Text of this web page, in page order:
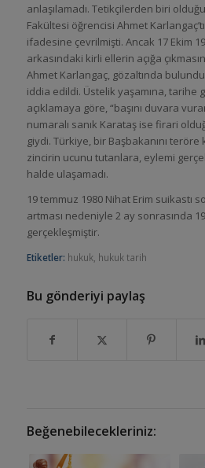
anlaşılamadı. Tetikçilerden biri
Fakültesi öğrencisi Ahmet
ifadesine çevrilmişti. Ancak 17 Ekim
arkasındaki kirli ellerin açığa
Ahmet Karlangaç, gözaltında
iddia edildi. Üstelik yaşamına, tarihe
açıklamaya göre, “başını duvara
numaralı sanık Karataş ise firari
giydi. Türkiye, bir Başbakanını
zincirin ucunu tutanlara, eylemi
halde ulaşamadı.
19 temmuz 1980 Nihat Erim suikastı
artması nedeniyle 2 ay sonrasında
gerçekleşmiştir.
Etiketler: hukuk, hukuk tarih
Bu gönderiyi paylaş
Beğenebilecekleriniz: